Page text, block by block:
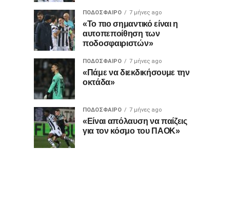
ΠΟΔΌΣΦΑΙΡΟ 7 μήνες ago
«Το πιο σημαντικό είναι η
αυτοπεποίθηση των
ποδοσφαιριστών»
ΠΟΔΌΣΦΑΙΡΟ 7 μήνες ago
«Πάμε να διεκδικήσουμε την
οκτάδα»
ΠΟΔΌΣΦΑΙΡΟ 7 μήνες ago
«Είναι απόλαυση να παίζεις
για τον κόσμο του ΠΑΟΚ»